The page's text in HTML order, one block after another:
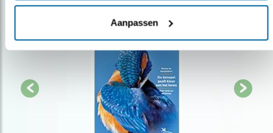
Aanpassen